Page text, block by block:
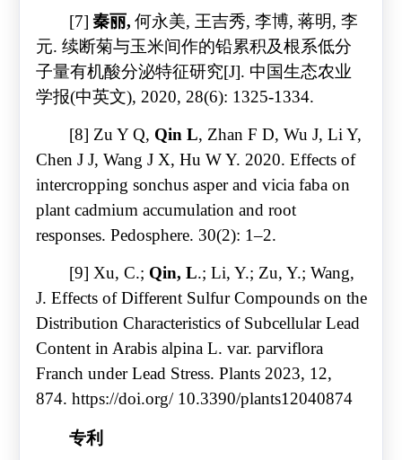
[7] 秦丽, 何永美, 王吉秀, 李博, 蒋明, 李
元. 续断菊与玉米间作的铅累积及根系低分
子量有机酸分泌特征研究[J]. 中国生态农业
学报(中英文), 2020, 28(6): 1325-1334.
[8] Zu Y Q, Qin L, Zhan F D, Wu J, Li Y,
Chen J J, Wang J X, Hu W Y. 2020. Effects of
intercropping sonchus asper and vicia faba on
plant cadmium accumulation and root
responses. Pedosphere. 30(2): 1–2.
[9] Xu, C.; Qin, L.; Li, Y.; Zu, Y.; Wang,
J. Effects of Different Sulfur Compounds on the
Distribution Characteristics of Subcellular Lead
Content in Arabis alpina L. var. parviflora
Franch under Lead Stress. Plants 2023, 12,
874. https://doi.org/ 10.3390/plants12040874
专利